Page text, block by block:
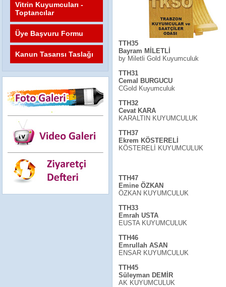
Vitrin Kuyumcuları -
Toptancılar
Üye Başvuru Formu
Kanun Tasarısı Taslağı
TTH35
Bayram MİLETLİ
by Miletli Gold Kuyumculuk
TTH31
Cemal BURGUCU
CGold Kuyumculuk
TTH32
Cevat KARA
KARALTIN KUYUMCULUK
TTH37
Ekrem KÖSTERELİ
KÖSTERELİ KUYUMCULUK
TTH47
Emine ÖZKAN
ÖZKAN KUYUMCULUK
TTH33
Emrah USTA
EUSTA KUYUMCULUK
TTH46
Emrullah ASAN
ENSAR KUYUMCULUK
TTH45
Süleyman DEMİR
AK KUYUMCULUK